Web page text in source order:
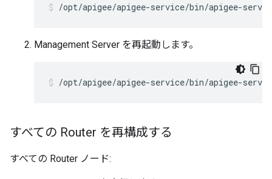
/opt/apigee/apigee-service/bin/apigee-
Management Server を再起動します。
/opt/apigee/apigee-service/bin/apigee-
すべての Router を再構成する
すべての Router ノード: